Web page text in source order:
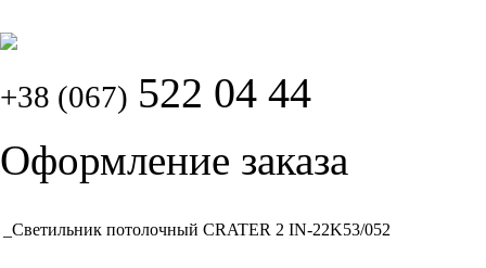
+38 (067) 522 04 44
Оформление заказа
_Светильник потолочный CRATER 2 IN-22K53/052